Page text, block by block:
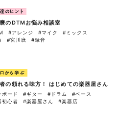
のヒント
のDTMお悩み相談室
#アレンジ #マイク
#ミックス
#宮川麿 #録音
から学ぶ
の頼れる味方！ はじめての楽器屋さん
ボード #ギター #ドラム
#ベース
初心者
#楽器屋さん #楽器店